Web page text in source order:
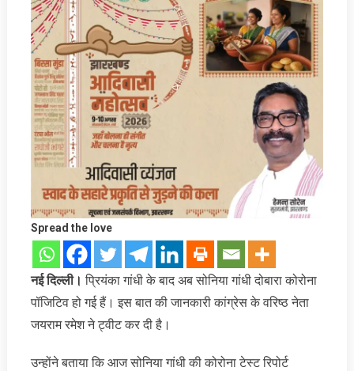
Spread the love
नई दिल्ली।प्रियंका गांधी के बाद अब सोनिया गांधी दोबारा कोरोना
पॉजिटिव हो गई हैं। इस बात की जानकारी कांग्रेस के वरिष्ठ नेता
जयराम रमेश ने ट्वीट कर दी है।
उन्होंने बताया कि आज सोनिया गांधी की कोरोना टेस्ट रिपोर्ट